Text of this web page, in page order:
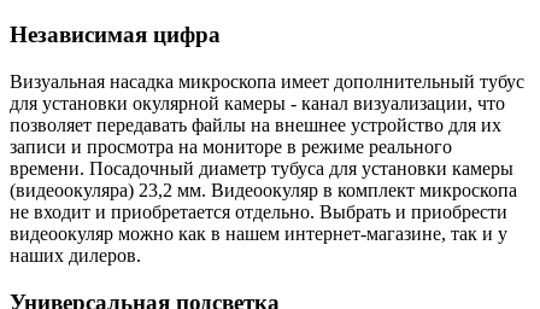
Независимая цифра
Визуальная насадка микроскопа имеет дополнительный тубус
для установки окулярной камеры - канал визуализации, что
позволяет передавать файлы на внешнее устройство для их
записи и просмотра на мониторе в режиме реального
времени. Посадочный диаметр тубуса для установки камеры
(видеоокуляра) 23,2 мм. Видеоокуляр в комплект микроскопа
не входит и приобретается отдельно. Выбрать и приобрести
видеоокуляр можно как в нашем интернет-магазине, так и у
наших дилеров.
Универсальная подсветка